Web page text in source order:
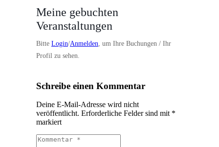
Meine gebuchten
Veranstaltungen
Bitte Login/Anmelden , um Ihre Buchungen / Ihr
Profil zu sehen.
Schreibe einen Kommentar
Deine E-Mail-Adresse wird nicht
veröffentlicht. Erforderliche Felder sind mit *
markiert